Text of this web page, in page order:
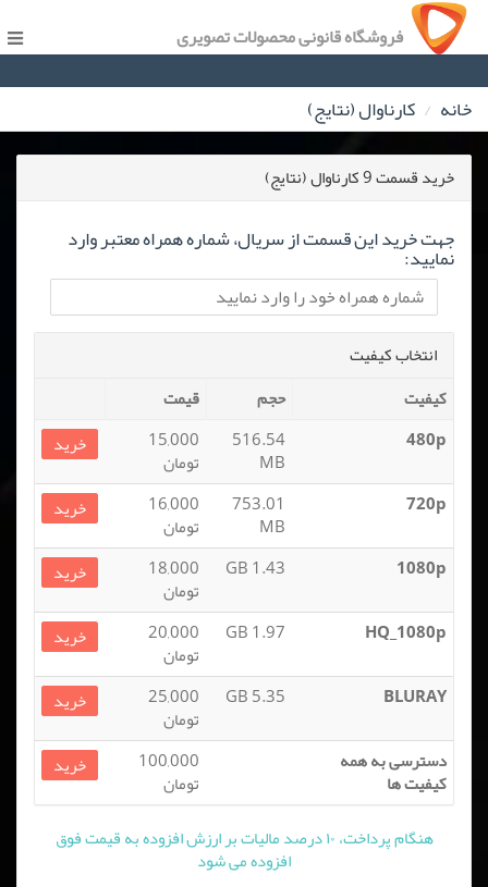
فروشگاه قانونی محصولات تصویری
خانه کارناوال (نتایج)
خرید قسمت 9 کارناوال (نتایج)
جهت خرید این قسمت از سریال، شماره همراه معتبر وارد
نمایید:
انتخاب کیفیت
کیفیت
حجم
قیمت
480p
516.54
MB
15,000
تومان
خرید
720p
753.01
MB
16,000
تومان
خرید
1080p
1.43 GB
18,000
تومان
خرید
HQ_1080p
1.97 GB
20,000
تومان
خرید
BLURAY
5.35 GB
25,000
تومان
خرید
دسترسی به همه
کیفیت ها
100,000
تومان
خرید
هنگام پرداخت، ۱۰ درصد مالیات بر ارزش افزوده به قیمت فوق
افزوده می شود